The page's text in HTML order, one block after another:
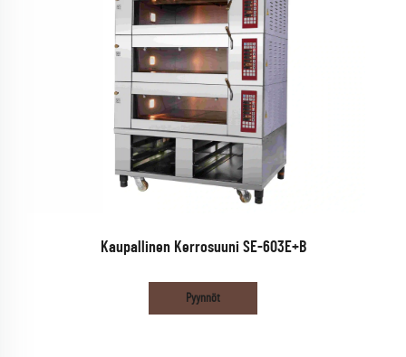
Kaupallinen Kerrosuuni SE-603E+B
Pyynnöt